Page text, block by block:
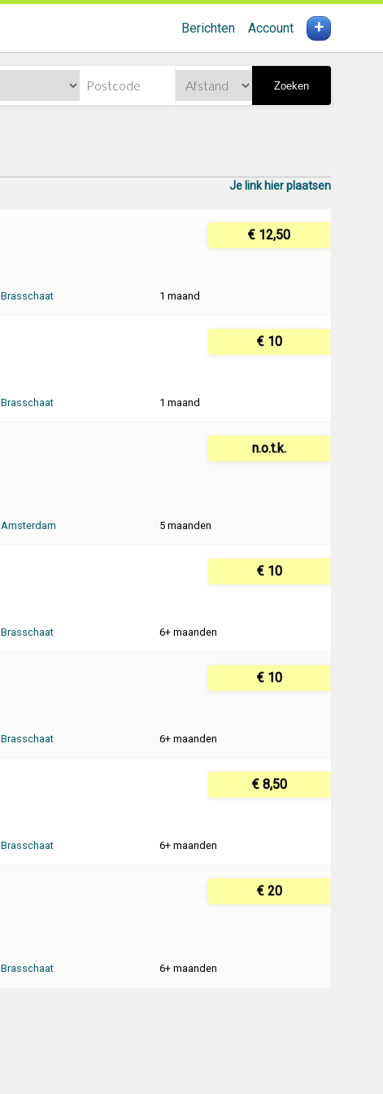
Berichten Account +
Zoeken
Je link hier plaatsen
€ 12,50
Brasschaat 1 maand
€ 10
Brasschaat 1 maand
n.o.t.k.
Amsterdam 5 maanden
€ 10
Brasschaat 6+ maanden
€ 10
Brasschaat 6+ maanden
€ 8,50
Brasschaat 6+ maanden
€ 20
Brasschaat 6+ maanden